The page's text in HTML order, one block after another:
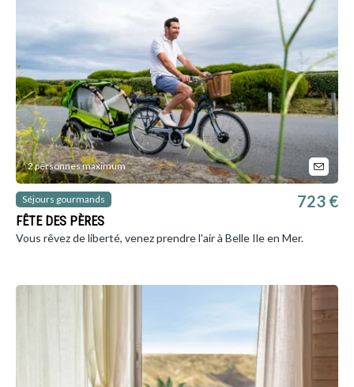
2 personnes maximum
Séjours gourmands
FÊTE DES PÈRES
723 €
Vous rêvez de liberté, venez prendre l'air à Belle Ile en Mer.